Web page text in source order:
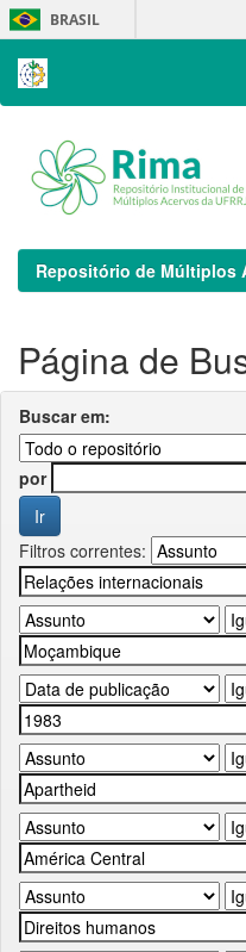
Skip
navigation
BRASIL
Repositório de Múltiplos
Página de
Buscar em:
por
Filtros correntes: